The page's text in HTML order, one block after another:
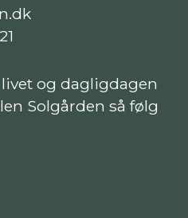
og dagligdagen
Solgården så følg